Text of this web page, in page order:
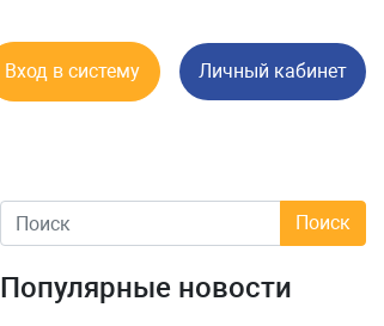
Вход в систему Личный кабинет
Популярные новости